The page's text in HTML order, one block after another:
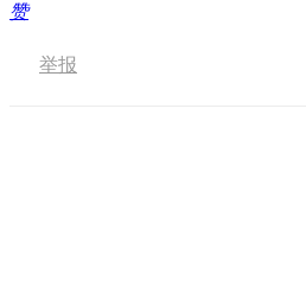
赞
举报